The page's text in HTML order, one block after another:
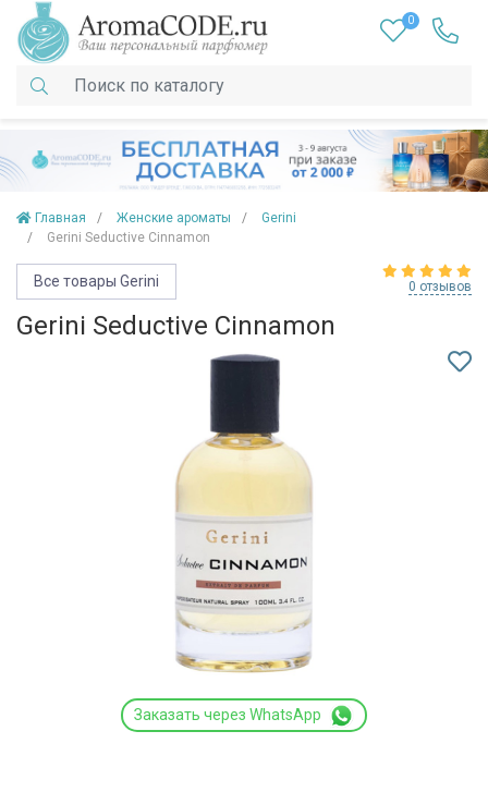
0
Главная Женские ароматы
Gerini
Gerini Seductive Cinnamon
Все товары Gerini 0 отзывов
Gerini Seductive Cinnamon
Заказать через WhatsApp